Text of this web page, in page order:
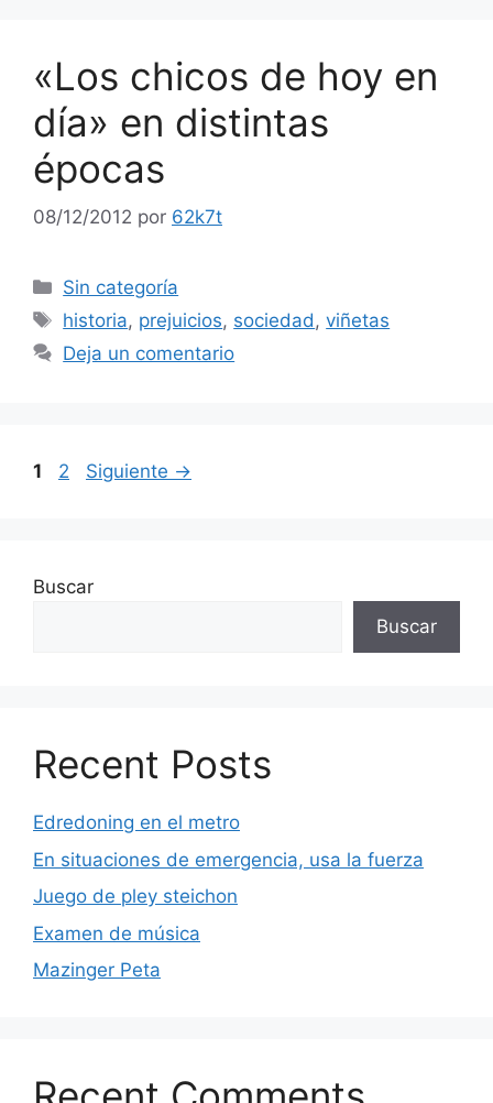
«Los chicos de hoy en
día» en distintas
épocas
08/12/2012 por 62k7t
Categorías
Sin categoría
Etiquetas
historia, prejuicios, sociedad,viñetas
Deja un comentario
Página
1 Página
2 Siguiente →
Buscar
Buscar
Recent Posts
Edredoning en el metro
En situaciones de emergencia, usa la fuerza
Juego de pley steichon
Examen de música
Mazinger Peta